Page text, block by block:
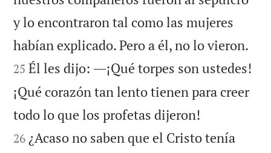
y lo encontraron tal como las mujeres
habían explicado. Pero a él, no lo vieron.
25 Él les dijo: ―¡Qué torpes son ustedes!
¡Qué corazón tan lento tienen para creer
todo lo que los profetas dijeron!
26 ¿Acaso no saben que el Cristo tenía